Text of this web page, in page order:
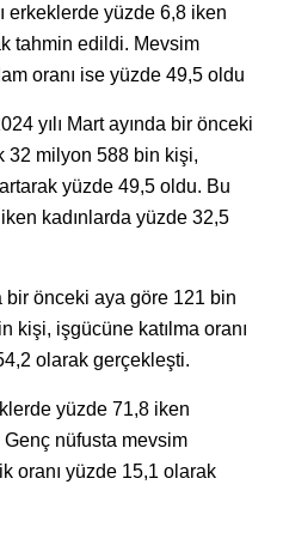
erkeklerde yüzde 6,8 iken
tahmin edildi. Mevsim
oranı ise yüzde 49,5 oldu
yılı Mart ayında bir önceki
32 milyon 588 bin kişi,
yüzde 49,5 oldu. Bu
kadınlarda yüzde 32,5
bir önceki aya göre 121 bin
kişi, işgücüne katılma oranı
olarak gerçekleşti.
yüzde 71,8 iken
Genç nüfusta mevsim
oranı yüzde 15,1 olarak